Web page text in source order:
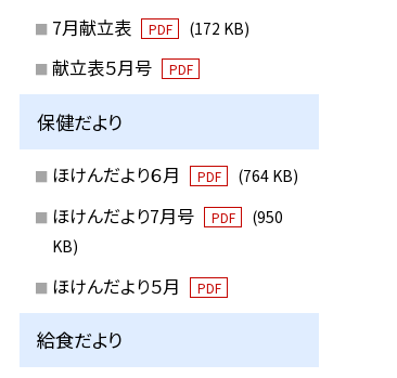
7月献立表 PDF (172 KB)
献立表５月号 PDF
保健だより
ほけんだより６月 PDF (764 KB)
ほけんだより7月号 PDF
(950
KB)
ほけんだより５月 PDF
給食だより